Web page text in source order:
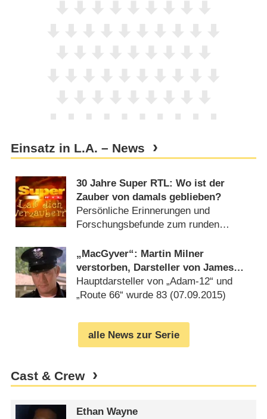
Einsatz in L.A. – News
30 Jahre Super RTL: Wo ist der
Zauber von damals geblieben?
Persönliche Erinnerungen und
Forschungsbefunde zum runden
„MacGyver“: Martin Milner
verstorben, Darsteller von James
MacGyver
Hauptdarsteller von „Adam-12“ und
„Route 66“ wurde 83 (07.09.2015)
alle News zur Serie
Cast & Crew
Ethan Wayne